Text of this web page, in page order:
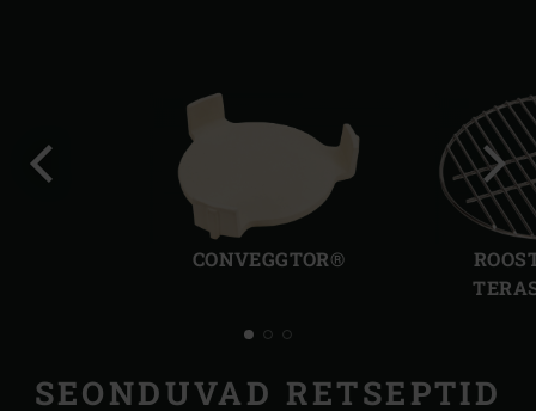
CONVEGGTOR®
slaid
SEONDUVAD RETSEPTID